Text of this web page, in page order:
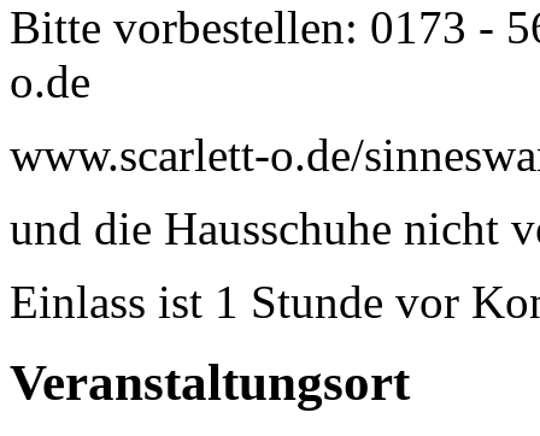
Bitte vorbestellen: 0173 -
o.de
www.scarlett-o.de/
und die Hausschuhe nicht
Einlass ist 1 Stunde vor
Veranstaltungsort